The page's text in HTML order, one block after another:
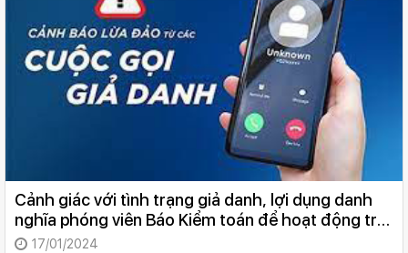
Cảnh giác với tình trạng giả danh, lợi dụng danh
nghĩa phóng viên Báo Kiểm toán để hoạt động trái
pháp luật
17/01/2024